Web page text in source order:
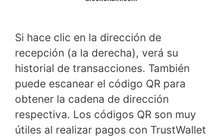
Si hace clic en la dirección de
recepción (a la derecha), verá su
historial de transacciones. También
puede escanear el código QR para
obtener la cadena de dirección
respectiva. Los códigos QR son muy
útiles al realizar pagos con TrustWallet